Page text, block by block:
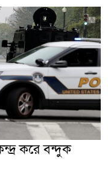
করে বন্দুক